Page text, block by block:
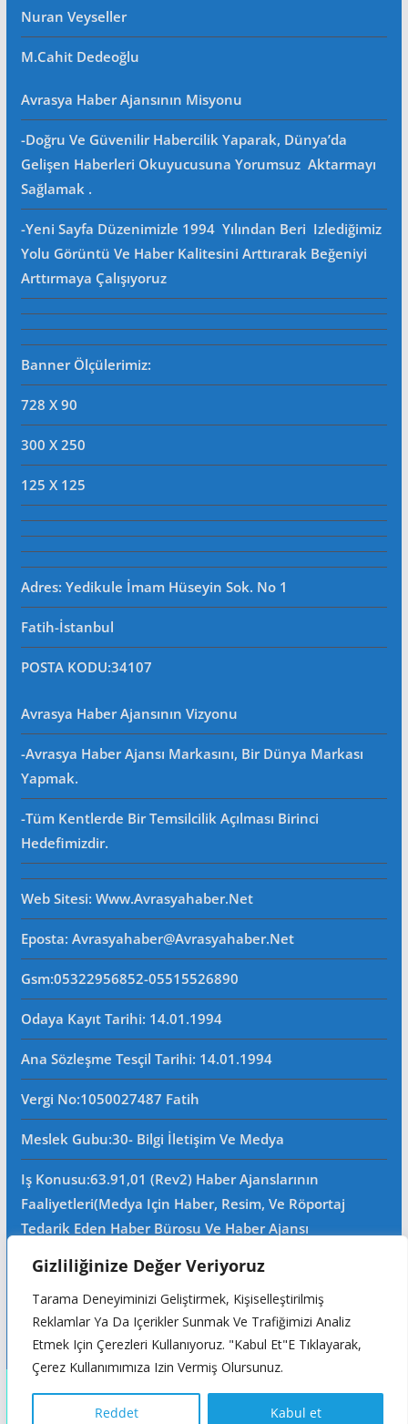
Gizliliğinize Değer Veriyoruz
Tarama Deneyiminizi Geliştirmek, Kişiselleştirilmiş
Reklamlar Ya Da Içerikler Sunmak Ve Trafiğimizi Analiz
Etmek Için Çerezleri Kullanıyoruz. "Kabul Et"e Tıklayarak,
Çerez Kullanımımıza Izin Vermiş Olursunuz.
Reddet Kabul et
Nuran Veyseller
M.Cahit Dedeoğlu
Avrasya Haber Ajansının Misyonu
-Doğru Ve Güvenilir Habercilik Yaparak, Dünya’da
Gelişen Haberleri Okuyucusuna Yorumsuz Aktarmayı
Sağlamak .
-Yeni Sayfa Düzenimizle 1994 Yılından Beri Izlediğimiz
Yolu Görüntü Ve Haber Kalitesini Arttırarak Beğeniyi
Arttırmaya Çalışıyoruz
Banner Ölçülerimiz:
728 X 90
300 X 250
125 X 125
Adres: Yedikule İmam Hüseyin Sok. No 1
Fatih-İstanbul
POSTA KODU:34107
Avrasya Haber Ajansının Vizyonu
-Avrasya Haber Ajansı Markasını, Bir Dünya Markası
Yapmak.
-Tüm Kentlerde Bir Temsilcilik Açılması Birinci
Hedefimizdir.
Web Sitesi: Www.avrasyahaber.net
Eposta: Avrasyahaber@avrasyahaber.net
Gsm:05322956852-05515526890
Odaya Kayıt Tarihi: 14.01.1994
Ana Sözleşme Tesçil Tarihi: 14.01.1994
Vergi No:1050027487 Fatih
Meslek Gubu:30- Bilgi İletişim Ve Medya
Iş Konusu:63.91,01 (Rev2) Haber Ajanslarının
Faaliyetleri(Medya Için Haber, Resim, Ve Röportaj
Tedarik Eden Haber Bürosu Ve Haber Ajansı
Filimcilik, Yayıncılık, Prodöktörlük, Reklamcılık Işleri Ile
Ana Sözleşmede Yazılı Olan Diğer Işleri Yapar.
Mersis No: 0105002748700015